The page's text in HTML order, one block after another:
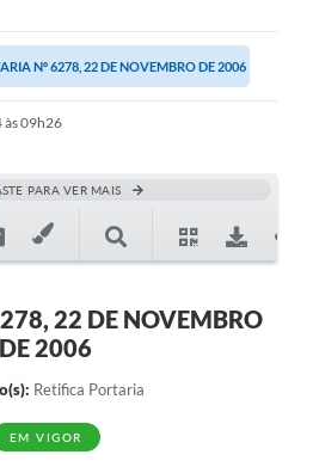
Nº 6278, 22 DE NOVEMBRO DE 2006
09h26
PARA VER MAIS
22 DE NOVEMBRO
DE 2006
Retifica Portaria
EM VIGOR